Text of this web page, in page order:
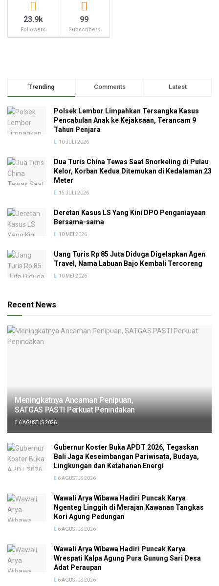
23.9k
Followers
99
Subscribers
Trending Comments Latest
Polsek Lembor Limpahkan Tersangka Kasus
Pencabulan Anak ke Kejaksaan, Terancam 9
Tahun Penjara
10 JULI 2026
Dua Turis China Tewas Saat Snorkeling di Pulau
Kelor, Korban Kedua Ditemukan di Kedalaman 23
Meter
15 JULI 2026
Deretan Kasus LS Yang Kini DPO Penganiayaan
Bersama-sama
10 MEI 2026
Uang Turis Rp 85 Juta Diduga Digelapkan Agen
Travel, Nama Labuan Bajo Kembali Tercoreng
10 MEI 2026
Recent News
Meningkatnya Ancaman Penipuan,
SATGAS PASTI Perkuat Penindakan
6 AGUSTUS 2026
Gubernur Koster Buka APDT 2026, Tegaskan
Bali Jaga Keseimbangan Pariwisata, Budaya,
Lingkungan dan Ketahanan Energi
6 AGUSTUS 2026
Wawali Arya Wibawa Hadiri Puncak Karya
Ngenteg Linggih di Merajan Kawanan Tangkas
Kori Agung Pedungan
6 AGUSTUS 2026
Wawali Arya Wibawa Hadiri Puncak Karya
Wrespati Kalpa Agung Pura Gunung Sari Desa
Adat Peraupan
6 AGUSTUS 2026